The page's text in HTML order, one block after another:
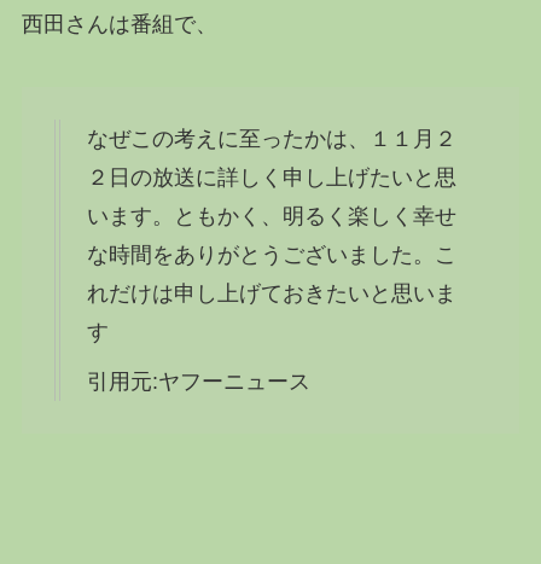
西田さんは番組で、
なぜこの考えに至ったかは、１１月２
２日の放送に詳しく申し上げたいと思
います。ともかく、明るく楽しく幸せ
な時間をありがとうございました。こ
れだけは申し上げておきたいと思いま
す
引用元:ヤフーニュース